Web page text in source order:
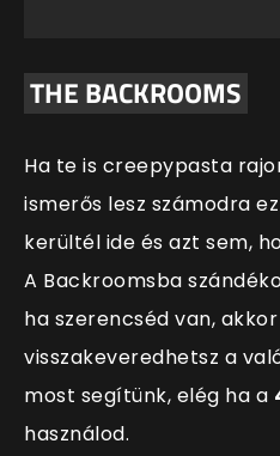
THE BACKROOMS
Ha te is creepypasta
ismerős lesz számodra
kerültél ide és azt sem,
A Backroomsba
ha szerencséd van,
visszakeveredhetsz a
most segítünk, elég ha a
használod.